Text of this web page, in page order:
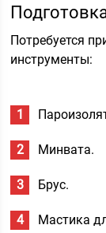
Потребуется
инструменты:
Минвата.
Брус.
Мастика